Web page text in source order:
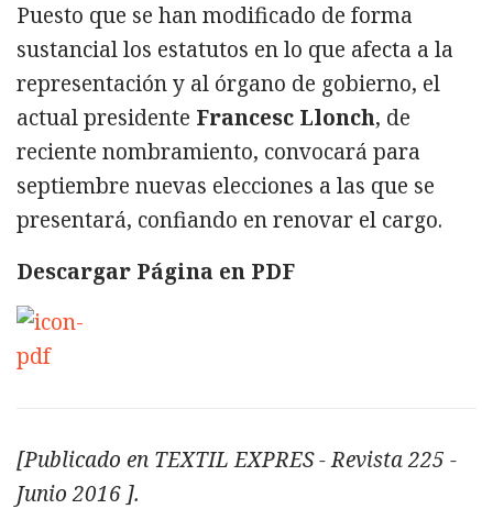
Puesto que se han modificado de forma
sustancial los estatutos en lo que afecta a la
representación y al órgano de gobierno, el
actual presidente Francesc Llonch, de
reciente nombramiento, convocará para
septiembre nuevas elecciones a las que se
presentará, confiando en renovar el cargo.
Descargar Página en PDF
[Publicado en TEXTIL EXPRES - Revista 225 -
Junio 2016 ].